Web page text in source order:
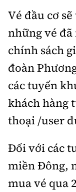
Vé đầu cơ
những vé
chính sách
đoàn
các tuyến
khách hàng
thoại /user
Đối với các
miền Đông,
mua vé qua